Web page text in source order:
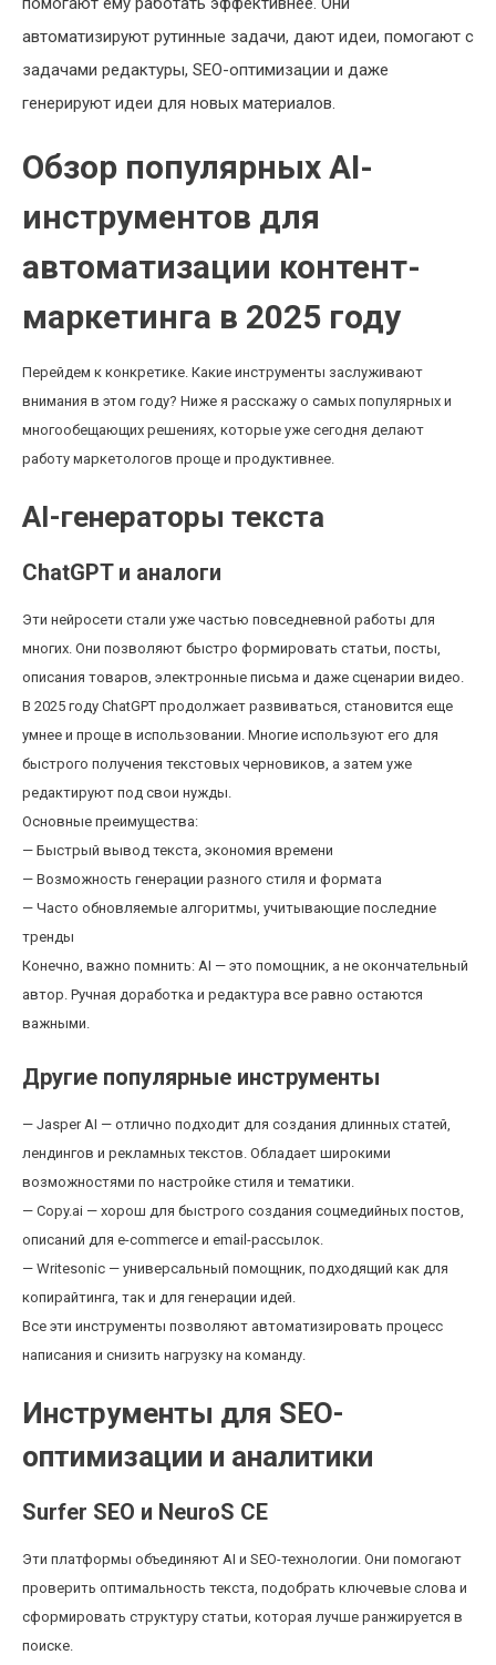
автоматизируют рутинные задачи, дают идеи, помогают с
задачами редактуры, SEO-оптимизации и даже
генерируют идеи для новых материалов.
Обзор популярных AI-
инструментов для
автоматизации контент-
маркетинга в 2025 году
Перейдем к конкретике. Какие инструменты заслуживают
внимания в этом году? Ниже я расскажу о самых популярных и
многообещающих решениях, которые уже сегодня делают
работу маркетологов проще и продуктивнее.
AI-генераторы текста
ChatGPT и аналоги
Эти нейросети стали уже частью повседневной работы для
многих. Они позволяют быстро формировать статьи, посты,
описания товаров, электронные письма и даже сценарии видео.
В 2025 году ChatGPT продолжает развиваться, становится еще
умнее и проще в использовании. Многие используют его для
быстрого получения текстовых черновиков, а затем уже
редактируют под свои нужды.
Основные преимущества:
— Быстрый вывод текста, экономия времени
— Возможность генерации разного стиля и формата
— Часто обновляемые алгоритмы, учитывающие последние
тренды
Конечно, важно помнить: AI — это помощник, а не окончательный
автор. Ручная доработка и редактура все равно остаются
важными.
Другие популярные инструменты
— Jasper AI — отлично подходит для создания длинных статей,
лендингов и рекламных текстов. Обладает широкими
возможностями по настройке стиля и тематики.
— Copy.ai — хорош для быстрого создания соцмедийных постов,
описаний для e-commerce и email-рассылок.
— Writesonic — универсальный помощник, подходящий как для
копирайтинга, так и для генерации идей.
Все эти инструменты позволяют автоматизировать процесс
написания и снизить нагрузку на команду.
Инструменты для SEO-
оптимизации и аналитики
Surfer SEO и NeuroS CE
Эти платформы объединяют AI и SEO-технологии. Они помогают
проверить оптимальность текста, подобрать ключевые слова и
сформировать структуру статьи, которая лучше ранжируется в
поиске.